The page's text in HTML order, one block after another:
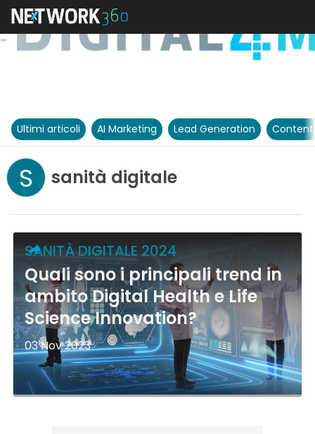
Ultimi articoli AI Marketing Lead Generation
S sanità digitale
SANITÀ DIGITALE 2024
Quali sono i principali trend in
ambito Digital Health e Life
Science Innovation?
03 Nov 2023